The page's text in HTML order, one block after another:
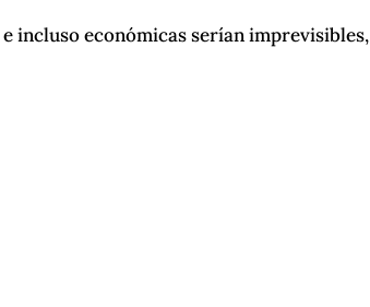
incluso económicas serían imprevisibles,